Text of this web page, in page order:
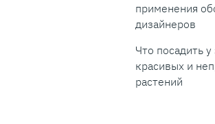
применения
дизайнеров
Что посадить у
красивых и
растений